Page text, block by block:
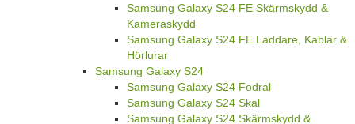
Samsung Galaxy S24 FE Skärmskydd &
Kameraskydd
Samsung Galaxy S24 FE Laddare, Kablar &
Hörlurar
Samsung Galaxy S24
Samsung Galaxy S24 Fodral
Samsung Galaxy S24 Skal
Samsung Galaxy S24 Skärmskydd &